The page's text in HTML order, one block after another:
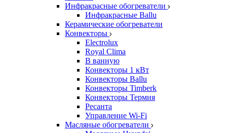
Инфракрасные обогреватели
Инфракрасные Ballu
Керамические обогреватели
Конвекторы
Electrolux
Royal Clima
В ванную
Конвекторы 1 кВт
Конвекторы Ballu
Конвекторы Timberk
Конвекторы Термия
Ресанта
Управление Wi-Fi
Масляные обогреватели